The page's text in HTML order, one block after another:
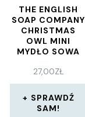
THE ENGLISH
SOAP COMPANY
CHRISTMAS
OWL MINI
MYDŁO SOWA
27,00ZŁ
SPRAWDŹ
SAM!